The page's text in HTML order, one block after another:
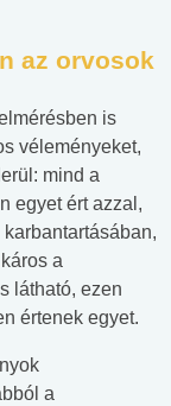
az orvosok
is
véleményeket,
mind a
egyet ért azzal,
a
látható, ezen
értenek egyet.
a